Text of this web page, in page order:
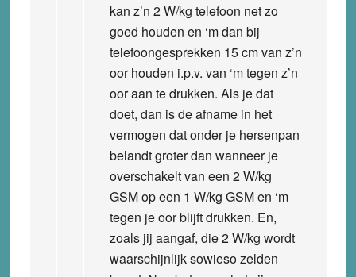
kan z’n 2 W/kg telefoon net zo
goed houden en ‘m dan bij
telefoongesprekken 15 cm van z’n
oor houden i.p.v. van ‘m tegen z’n
oor aan te drukken. Als je dat
doet, dan is de afname in het
vermogen dat onder je hersenpan
belandt groter dan wanneer je
overschakelt van een 2 W/kg
GSM op een 1 W/kg GSM en ‘m
tegen je oor blijft drukken. En,
zoals jij aangaf, die 2 W/kg wordt
waarschijnlijk sowieso zelden